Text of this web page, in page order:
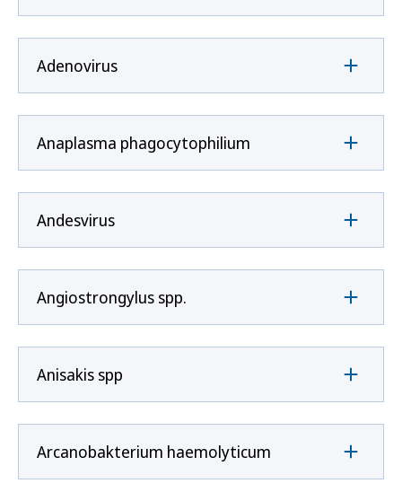
Adenovirus
Anaplasma phagocytophilium
Andesvirus
Angiostrongylus spp.
Anisakis spp
Arcanobakterium haemolyticum